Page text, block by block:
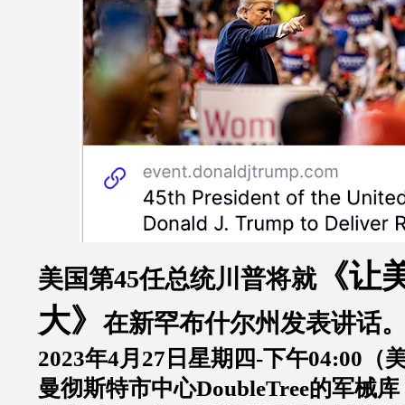
美国第45任总统川普将就《让
大》 在新罕布什尔州发表讲话
2023年4月 27 日星期四-下午04:00 （
曼彻斯特市中心DoubleTree的军械库